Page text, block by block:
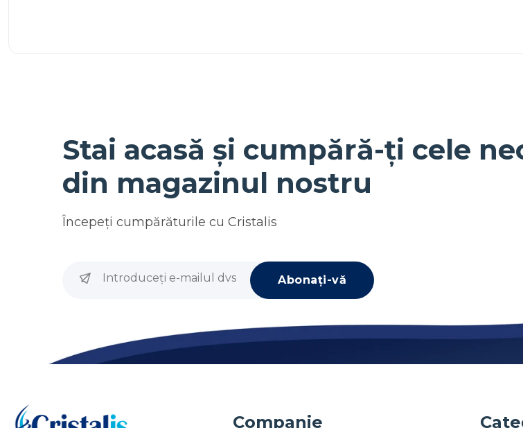
Stai acasă și cumpără-ți cele
din magazinul nostru
Începeţi cumpărăturile cu Cristalis
Abonați-vă
Companie